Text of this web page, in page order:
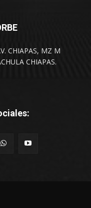
CHIAPAS, MZ M
CHIAPAS.